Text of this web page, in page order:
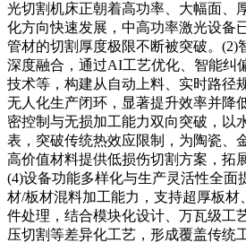
光切割机床正朝着高功率、大幅面、
化方向快速发展，中高功率激光设备
管材的切割厚度极限不断被突破。(2)
深度融合，通过AI工艺优化、智能纠
技术等，构建从自动上料、实时路径
无人化生产闭环，显著提升效率并降
密控制与无损加工能力双向突破，以
表，突破传统热效应限制，为陶瓷、
高价值材料提供低损伤切割方案，拓
(4)设备功能多样化与生产灵活性全面
材/板材混料加工能力，支持超厚板材
件处理，结合模块化设计、万瓦级工
压切割等差异化工艺，形成覆盖传统